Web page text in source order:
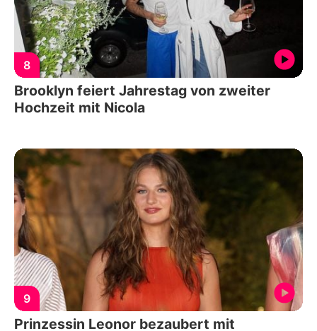
8
Brooklyn feiert Jahrestag von zweiter
Hochzeit mit Nicola
9
Prinzessin Leonor bezaubert mit